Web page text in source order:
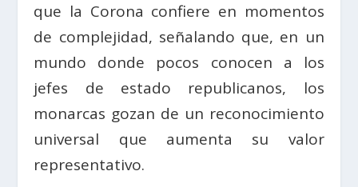
que la Corona confiere en momentos
de complejidad, señalando que, en un
mundo donde pocos conocen a los
jefes de estado republicanos, los
monarcas gozan de un reconocimiento
universal que aumenta su valor
representativo.